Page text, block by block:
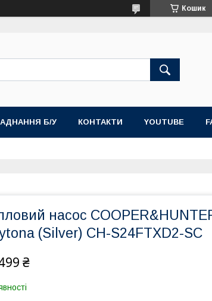
Кошик
Б/У КОНТАКТИ YOUTUBE
насос
(Silver) CH-S24FTXD2-SC
₴